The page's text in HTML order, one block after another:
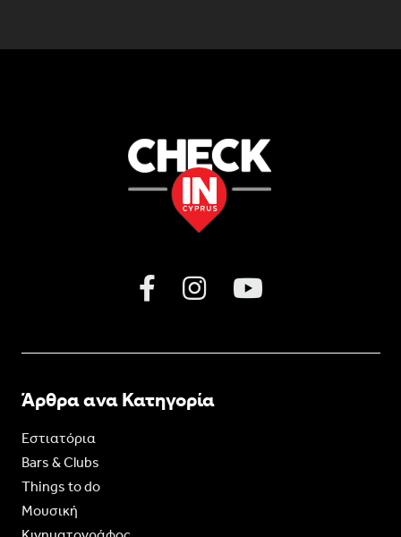
Άρθρα ανα Κατηγορία
Εστιατόρια
Bars & Clubs
Things to do
Moυσική